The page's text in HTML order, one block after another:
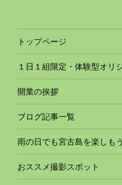
トップページ
１日１組限定・体験型オリ
開業の挨拶
ブログ記事一覧
雨の日でも宮古島を楽しも
おススメ撮影スポット